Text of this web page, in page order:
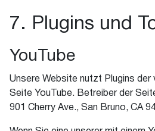
7. Plugins und
YouTube
Unsere Website nutzt Plugins der
Seite YouTube. Betreiber der
901 Cherry Ave., San Bruno, CA